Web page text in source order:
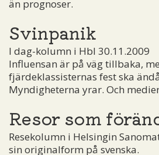
än prognoser.
Svinpanik
I dag-kolumn i Hbl 30.11.2009
Influensan är på väg tillbaka,
fjärdeklassisternas fest ska
Myndigheterna yrar. Och
Resor som
Resekolumn i Helsingin
sin originalform på svenska.